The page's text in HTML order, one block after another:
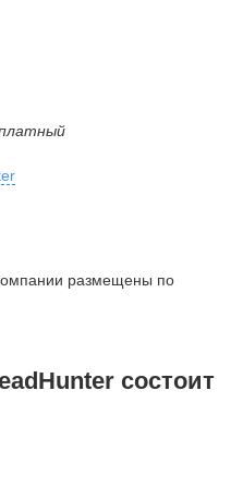
размещены по
состоит